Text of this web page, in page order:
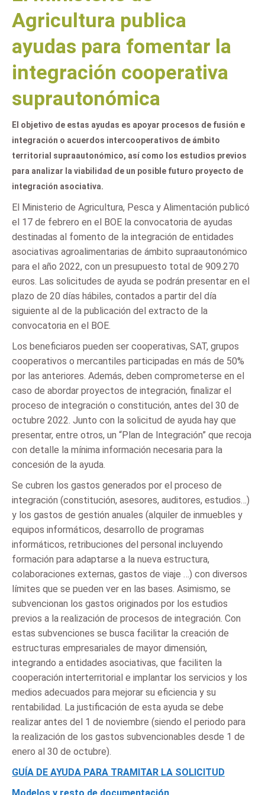
Agricultura publica
ayudas para fomentar la
integración cooperativa
suprautonómica
El objetivo de estas ayudas es apoyar procesos de fusión e
integración o acuerdos intercooperativos de ámbito
territorial supraautonómico, así como los estudios previos
para analizar la viabilidad de un posible futuro proyecto de
integración asociativa.
El Ministerio de Agricultura, Pesca y Alimentación publicó
el 17 de febrero en el BOE la convocatoria de ayudas
destinadas al fomento de la integración de entidades
asociativas agroalimentarias de ámbito supraautonómico
para el año 2022, con un presupuesto total de 909.270
euros. Las solicitudes de ayuda se podrán presentar en el
plazo de 20 días hábiles, contados a partir del día
siguiente al de la publicación del extracto de la
convocatoria en el BOE.
Los beneficiaros pueden ser cooperativas, SAT, grupos
cooperativos o mercantiles participadas en más de 50%
por las anteriores. Además, deben comprometerse en el
caso de abordar proyectos de integración, finalizar el
proceso de integración o constitución, antes del 30 de
octubre 2022. Junto con la solicitud de ayuda hay que
presentar, entre otros, un “Plan de Integración” que recoja
con detalle la mínima información necesaria para la
concesión de la ayuda.
Se cubren los gastos generados por el proceso de
integración (constitución, asesores, auditores, estudios…)
y los gastos de gestión anuales (alquiler de inmuebles y
equipos informáticos, desarrollo de programas
informáticos, retribuciones del personal incluyendo
formación para adaptarse a la nueva estructura,
colaboraciones externas, gastos de viaje …) con diversos
límites que se pueden ver en las bases. Asimismo, se
subvencionan los gastos originados por los estudios
previos a la realización de procesos de integración. Con
estas subvenciones se busca facilitar la creación de
estructuras empresariales de mayor dimensión,
integrando a entidades asociativas, que faciliten la
cooperación interterritorial e implantar los servicios y los
medios adecuados para mejorar su eficiencia y su
rentabilidad. La justificación de esta ayuda se debe
realizar antes del 1 de noviembre (siendo el periodo para
la realización de los gastos subvencionables desde 1 de
enero al 30 de octubre).
GUÍA DE AYUDA PARA TRAMITAR LA SOLICITUD